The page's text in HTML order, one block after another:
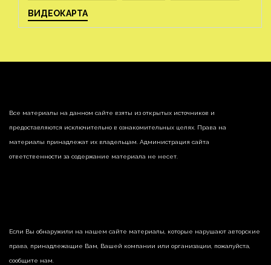
ВИДЕОКАРТА
Все материалы на данном сайте взяты из открытых источников и
предоставляются исключительно в ознакомительных целях. Права на
материалы принадлежат их владельцам. Администрация сайта
ответственности за содержание материала не несет.
Если Вы обнаружили на нашем сайте материалы, которые нарушают авторские
права, принадлежащие Вам, Вашей компании или организации, пожалуйста,
сообщите нам.